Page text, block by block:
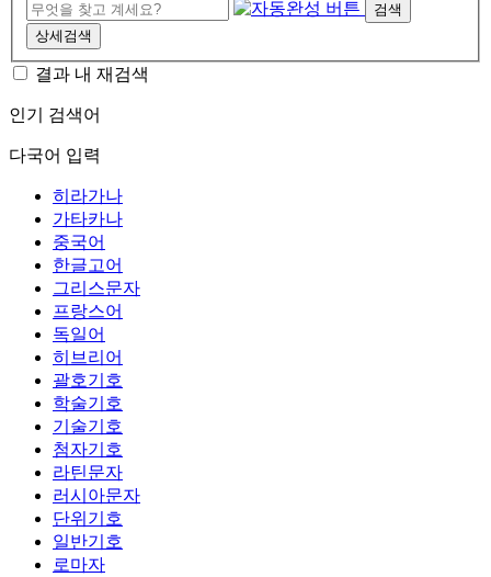
검색
상세검색
결과 내 재검색
인기 검색어
다국어 입력
히라가나
가타카나
중국어
한글고어
그리스문자
프랑스어
독일어
히브리어
괄호기호
학술기호
기술기호
첨자기호
라틴문자
러시아문자
단위기호
일반기호
로마자